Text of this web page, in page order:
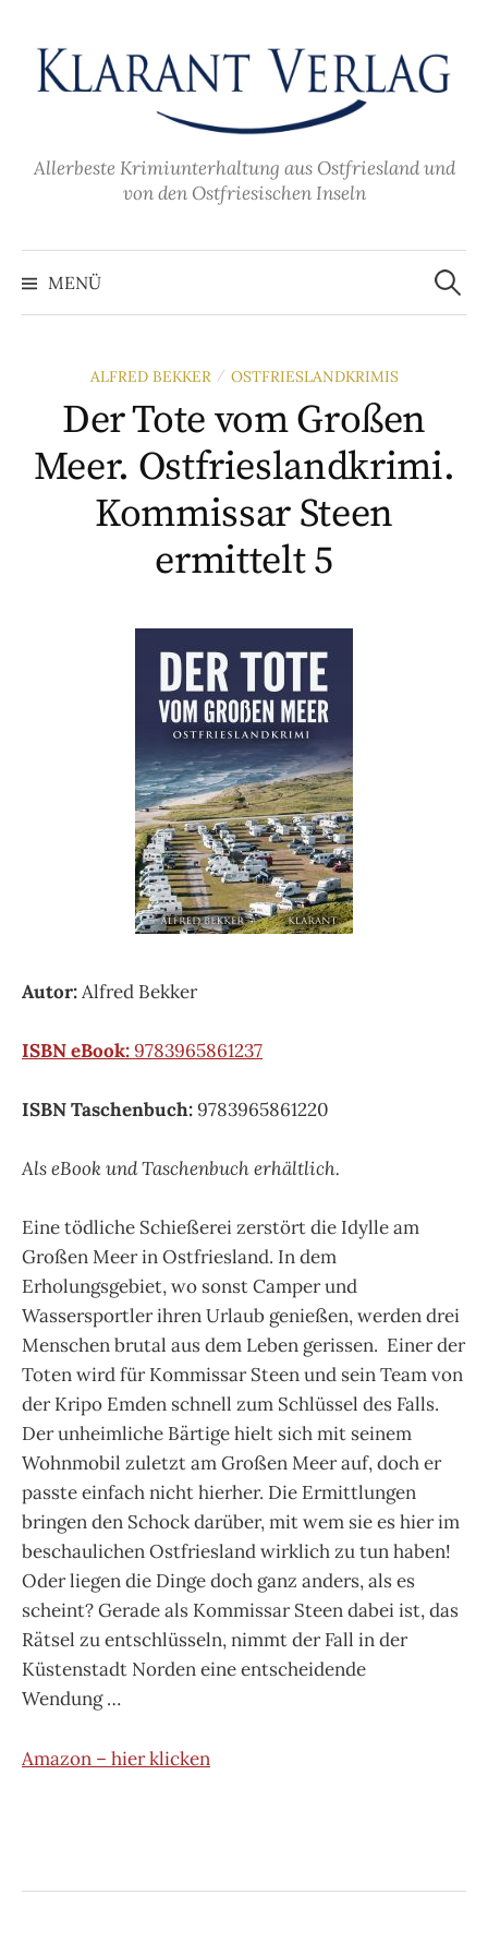
Inhalt
überspringen
Allerbeste Krimiunterhaltung aus Ostfriesland und
von den Ostfriesischen Inseln
MENÜ
Suche
nach:
ALFRED BEKKER / OSTFRIESLANDKRIMIS
Der Tote vom Großen
Meer. Ostfrieslandkrimi.
Kommissar Steen
ermittelt 5
Autor:Alfred Bekker
ISBN eBook:9783965861237
ISBN Taschenbuch:9783965861220
Als eBook und Taschenbuch erhältlich.
Eine tödliche Schießerei zerstört die Idylle am
Großen Meer in Ostfriesland. In dem
Erholungsgebiet, wo sonst Camper und
Wassersportler ihren Urlaub genießen, werden drei
Menschen brutal aus dem Leben gerissen. Einer der
Toten wird für Kommissar Steen und sein Team von
der Kripo Emden schnell zum Schlüssel des Falls.
Der unheimliche Bärtige hielt sich mit seinem
Wohnmobil zuletzt am Großen Meer auf, doch er
passte einfach nicht hierher. Die Ermittlungen
bringen den Schock darüber, mit wem sie es hier im
beschaulichen Ostfriesland wirklich zu tun haben!
Oder liegen die Dinge doch ganz anders, als es
scheint? Gerade als Kommissar Steen dabei ist, das
Rätsel zu entschlüsseln, nimmt der Fall in der
Küstenstadt Norden eine entscheidende
Wendung …
Amazon – hier klicken